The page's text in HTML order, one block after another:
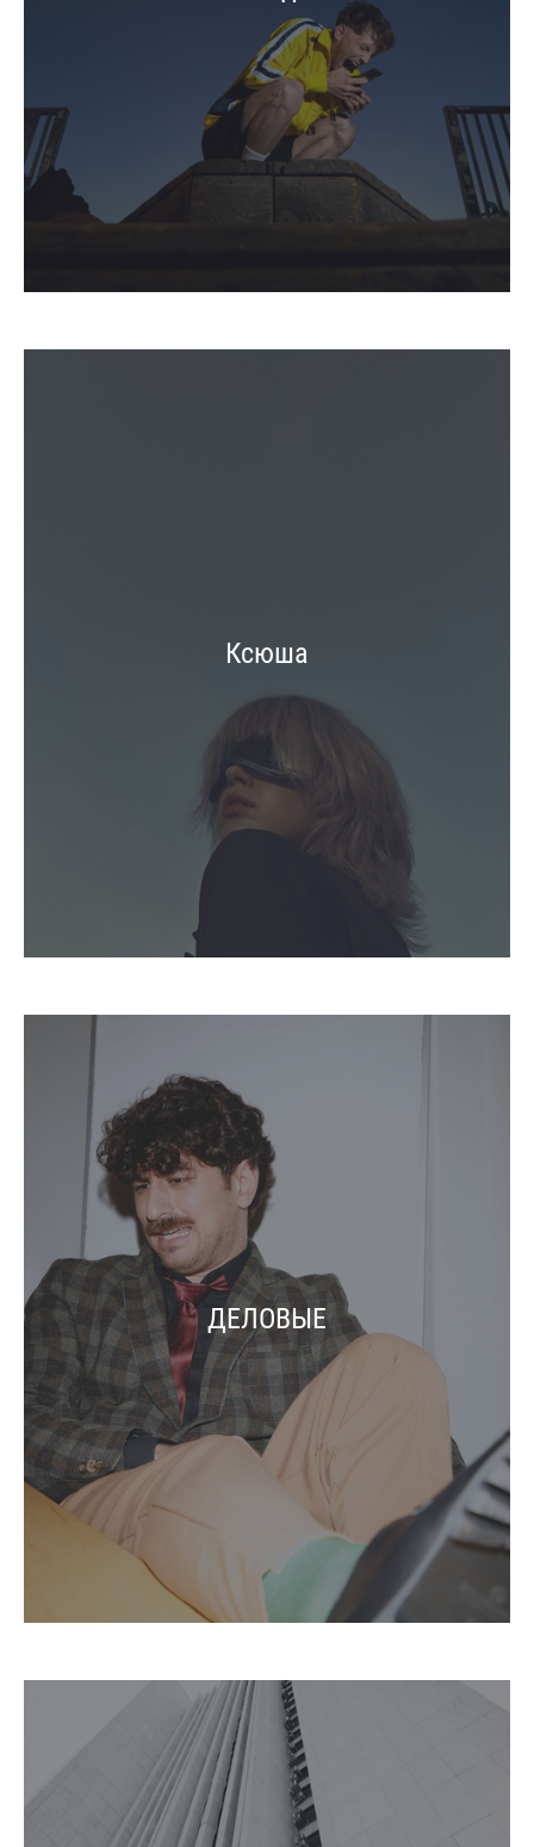
Ксюша
ДЕЛОВЫЕ